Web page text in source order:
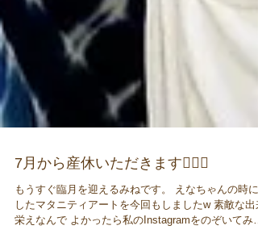
7月から産休いただきます🙇🏻‍♀️
もうすぐ臨月を迎えるみねです。 えなちゃんの時に